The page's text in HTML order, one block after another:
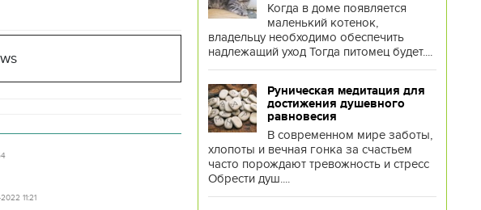
11:21
Когда в доме появляется
маленький котенок,
владельцу необходимо обеспечить
надлежащий уход Тогда питомец будет....
Руническая медитация для
достижения душевного
равновесия
В современном мире заботы,
хлопоты и вечная гонка за счастьем
часто порождают тревожность и стресс
Обрести душ....